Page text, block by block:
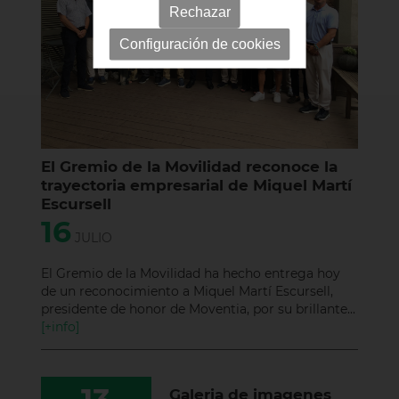
El Gremio de la Movilidad reconoce la
trayectoria empresarial de Miquel Martí
Escursell
16 JULIO
El Gremio de la Movilidad ha hecho entrega hoy
de un reconocimiento a Miquel Martí Escursell,
presidente de honor de Moventia, por su brillante...
[+info]
Galeria de imagenes
Rechazar
Configuración de cookies